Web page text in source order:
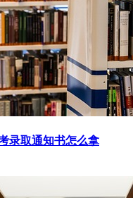
录取通知书怎么拿